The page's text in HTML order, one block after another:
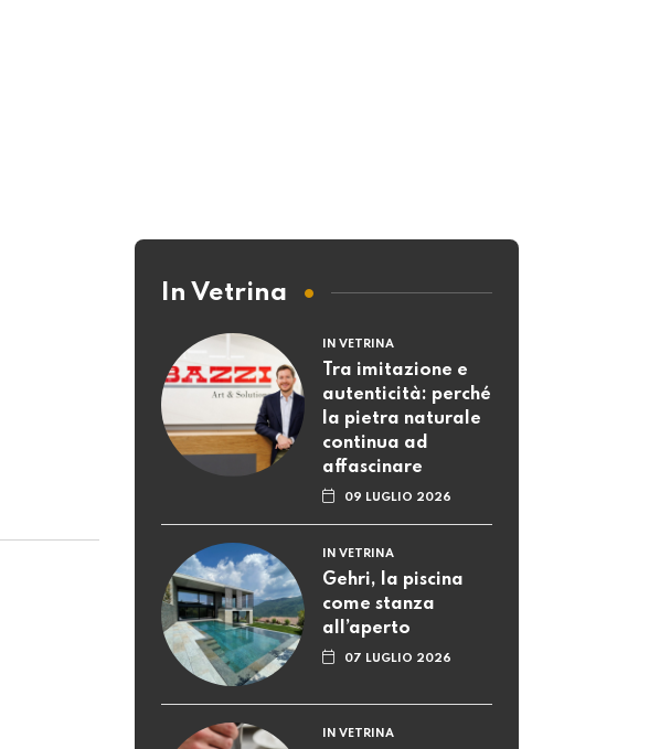
In Vetrina
IN VETRINA
Tra imitazione e
autenticità: perché
la pietra naturale
continua ad
affascinare
09 LUGLIO 2026
IN VETRINA
Gehri, la piscina
come stanza
all’aperto
07 LUGLIO 2026
IN VETRINA